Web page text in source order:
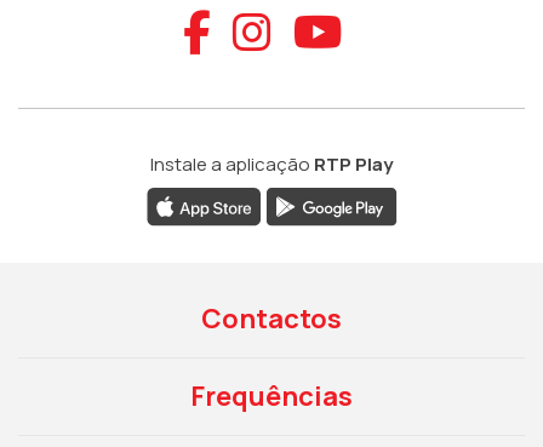
Aceder ao
Aceder ao
Aceder
Instale a aplicação RTP Play
Contactos
Frequências